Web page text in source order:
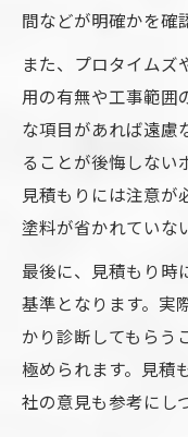
間などが明確かを確
また、プロタイムズ
用の有無や工事範囲
な項目があれば遠慮
ることが後悔しない
見積もりには注意が
塗料が省かれていな
最後に、見積もり時
基準となります。実
かり診断してもらう
極められます。見積
社の意見も参考にし